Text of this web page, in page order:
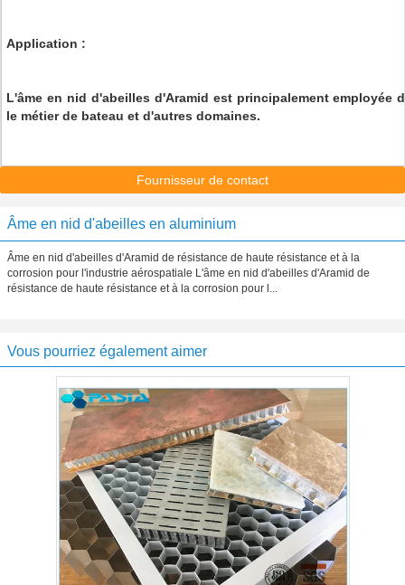
Application :
L'âme en nid d'abeilles d'Aramid est principalement employée
le métier de bateau et d'autres domaines.
Fournisseur de contact
Âme en nid d'abeilles en aluminium
Âme en nid d'abeilles d'Aramid de résistance de haute résistance et à la
corrosion pour l'industrie aérospatiale L'âme en nid d'abeilles d'Aramid de
résistance de haute résistance et à la corrosion pour l...
Vous pourriez également aimer